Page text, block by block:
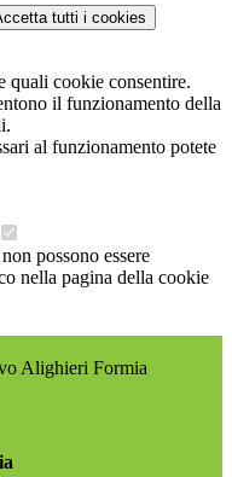
tutti i cookies
quali cookie consentire.
il funzionamento della
al funzionamento potete
possono essere
nella pagina della cookie
Alighieri Formia